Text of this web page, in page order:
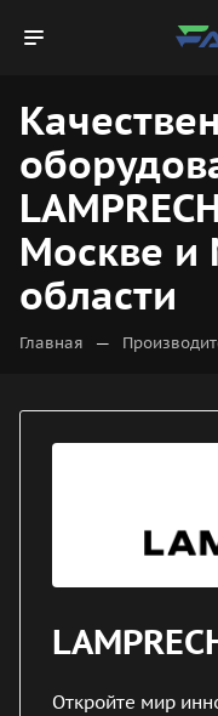
Москве и
области
Главная —
Откройте мир